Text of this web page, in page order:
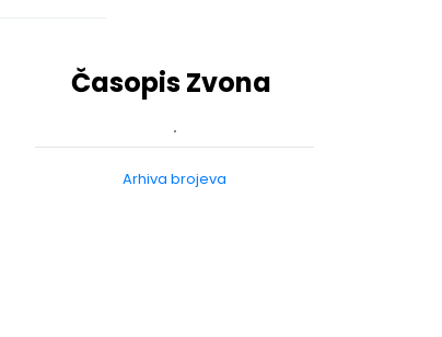
Časopis Zvona
Arhiva brojeva